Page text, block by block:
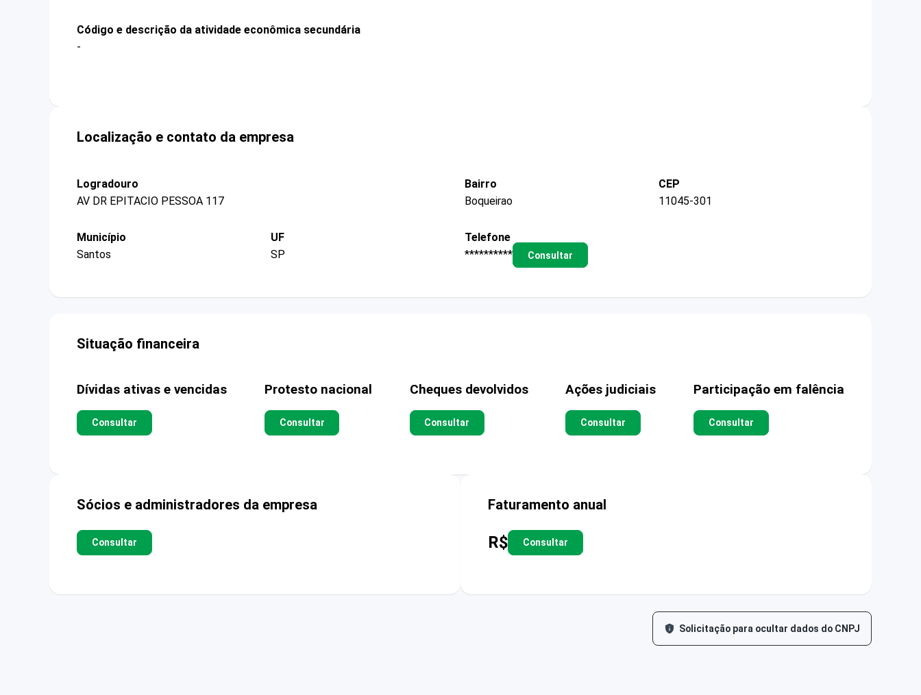
Código e descrição da atividade econômica secundária
-
Localização e contato da empresa
Logradouro
AV DR EPITACIO PESSOA 117
Bairro
Boqueirao
CEP
11045-301
Município
Santos
UF
SP
Telefone
**********
Consultar
Situação financeira
Dívidas ativas e vencidas
Consultar
Protesto nacional
Consultar
Cheques devolvidos
Consultar
Ações judiciais
Consultar
Participação em falência
Consultar
Sócios e administradores da empresa
Consultar
Faturamento anual
R$ Consultar
Solicitação para ocultar dados do CNPJ